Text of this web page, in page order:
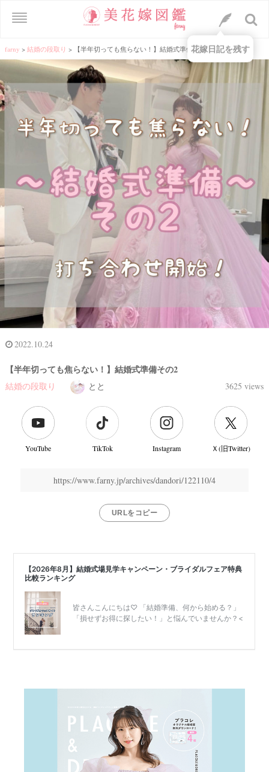
farny > 結婚の段取り > 【半年切っても焦らない！】結婚式準備その2
2022.10.24
【半年切っても焦らない！】結婚式準備その2
結婚の段取り とと 3625 views
YouTube TikTok Instagram Ｘ(旧Twitter)
https://www.farny.jp/archives/dandori/122110/4
URLをコピー
花嫁日記を残す